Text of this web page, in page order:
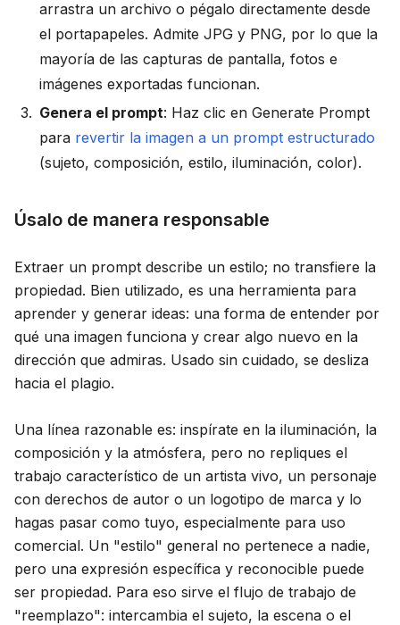
arrastra un archivo o pégalo directamente desde
el portapapeles. Admite JPG y PNG, por lo que la
mayoría de las capturas de pantalla, fotos e
imágenes exportadas funcionan.
Genera el prompt: Haz clic en Generate Prompt
para revertir la imagen a un prompt estructurado
(sujeto, composición, estilo, iluminación, color).
Úsalo de manera responsable
Extraer un prompt describe un estilo; no transfiere la
propiedad. Bien utilizado, es una herramienta para
aprender y generar ideas: una forma de entender por
qué una imagen funciona y crear algo nuevo en la
dirección que admiras. Usado sin cuidado, se desliza
hacia el plagio.
Una línea razonable es: inspírate en la iluminación, la
composición y la atmósfera, pero no repliques el
trabajo característico de un artista vivo, un personaje
con derechos de autor o un logotipo de marca y lo
hagas pasar como tuyo, especialmente para uso
comercial. Un "estilo" general no pertenece a nadie,
pero una expresión específica y reconocible puede
ser propiedad. Para eso sirve el flujo de trabajo de
"reemplazo": intercambia el sujeto, la escena o el